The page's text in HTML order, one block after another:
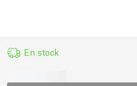
En stock